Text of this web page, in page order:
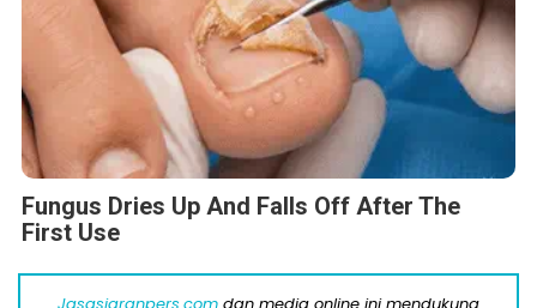
Fungus Dries Up And Falls Off After The
First Use